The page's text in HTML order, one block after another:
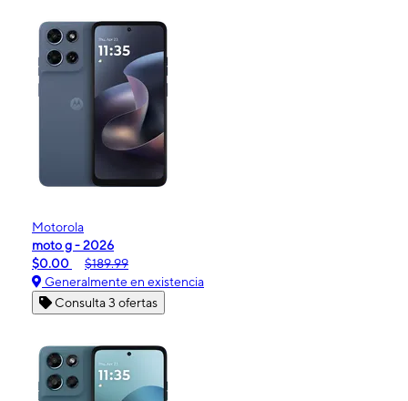
Motorola
moto g - 2026
$0.00
$189.99
Generalmente en existencia
Consulta 3 ofertas